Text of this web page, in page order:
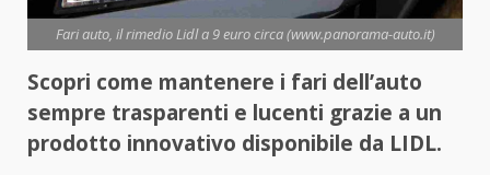
Fari auto, il rimedio Lidl a 9 euro circa (www.panorama-auto.it)
Scopri come mantenere i fari dell’auto
sempre trasparenti e lucenti grazie a un
prodotto innovativo disponibile da LIDL.